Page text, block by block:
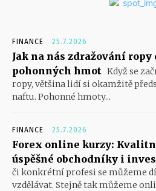
FINANCE 25.7.2026
Jak na nás zdražování ropy
pohonných hmot Když se
ropy, většina lidí si okamžitě
naftu. Pohonné hmoty...
FINANCE 25.7.2026
Forex online kurzy:
úspěšné obchodníky i
či konkrétní profesi se můžeme
vzdělávat. Stejně tak můžeme